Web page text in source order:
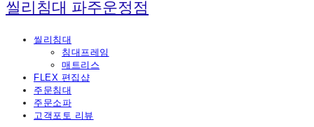
씰리침대 파주운정점
씰리침대
침대프레임
매트리스
FLEX 편집샵
주문침대
주문소파
고객포토 리뷰